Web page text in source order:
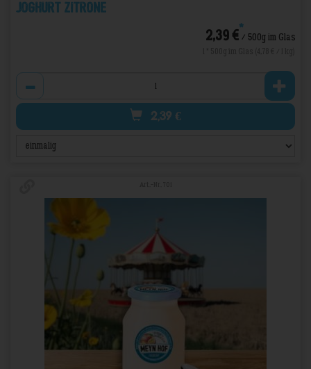
Joghurt Zitrone
2,39 €*/ 500g im Glas
2,39 €